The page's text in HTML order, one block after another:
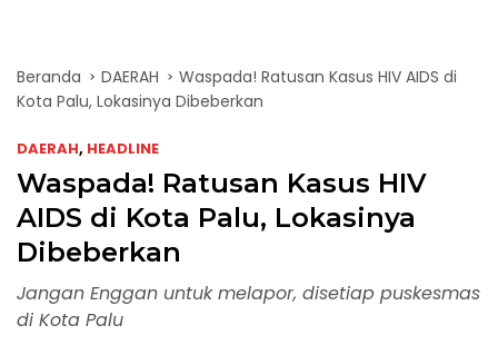
Beranda DAERAH
Waspada! Ratusan Kasus HIV AIDS di
Kota Palu, Lokasinya Dibeberkan
DAERAH, HEADLINE
Waspada! Ratusan Kasus HIV
AIDS di Kota Palu, Lokasinya
Dibeberkan
Jangan Enggan untuk melapor, disetiap puskesmas
di Kota Palu